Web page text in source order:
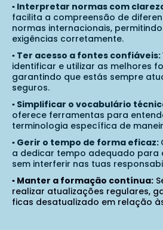
▪️ Interpretar normas com
facilita a compreensão de
normas internacionais,
exigências corretamente.
▪️ Ter acesso a fontes confiáveis:
identificar e utilizar as melhores
garantindo que estás sempre
seguros.
▪️ Simplificar o vocabulário
oferece ferramentas para
terminologia específica de
▪️ Gerir o tempo de forma eficaz:
a dedicar tempo adequado para
sem interferir nas tuas
▪️ Manter a formação contínua:
realizar atualizações regulares,
ficas desatualizado em relação